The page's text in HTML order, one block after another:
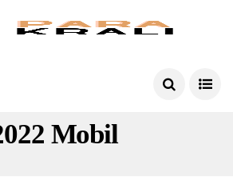
Uygulamalar
Mobil